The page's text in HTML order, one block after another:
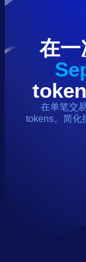
在一
在单笔交
tokens。简化